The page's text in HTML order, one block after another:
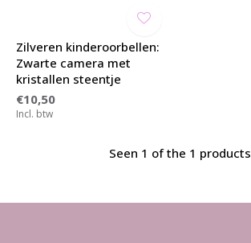
Zilveren kinderoorbellen:
Zwarte camera met
kristallen steentje
€10,50
Incl. btw
Seen 1 of the 1 products